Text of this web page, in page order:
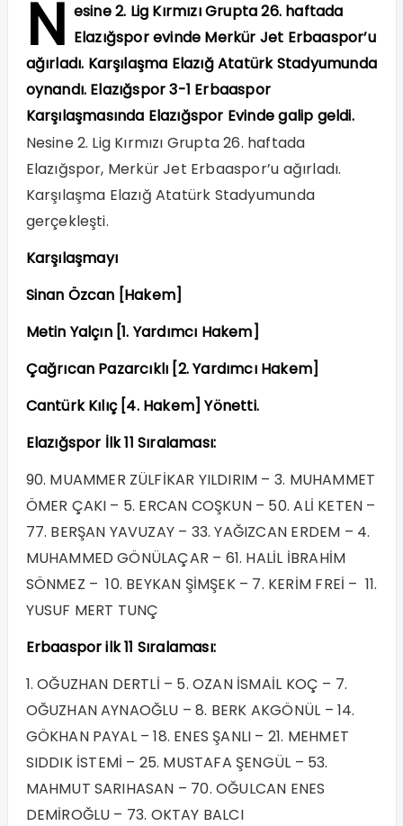
N esine 2. Lig Kırmızı Grupta 26. haftada
Elazığspor evinde Merkür Jet Erbaaspor’u
ağırladı. Karşılaşma Elazığ Atatürk Stadyumunda
oynandı. Elazığspor 3-1 Erbaaspor
Karşılaşmasında Elazığspor Evinde galip geldi.
Nesine 2. Lig Kırmızı Grupta 26. haftada
Elazığspor, Merkür Jet Erbaaspor’u ağırladı.
Karşılaşma Elazığ Atatürk Stadyumunda
gerçekleşti.
Karşılaşmayı
Sinan Özcan [Hakem]
Metin Yalçın [1. Yardımcı Hakem]
Çağrıcan Pazarcıklı [2. Yardımcı Hakem]
Cantürk Kılıç [4. Hakem] Yönetti.
Elazığspor İlk 11 Sıralaması:
90. MUAMMER ZÜLFİKAR YILDIRIM – 3. MUHAMMET
ÖMER ÇAKI – 5. ERCAN COŞKUN – 50. ALİ KETEN –
77. BERŞAN YAVUZAY – 33. YAĞIZCAN ERDEM – 4.
MUHAMMED GÖNÜLAÇAR – 61. HALİL İBRAHİM
SÖNMEZ – 10. BEYKAN ŞİMŞEK – 7. KERİM FREİ – 11.
YUSUF MERT TUNÇ
Erbaaspor ilk 11 Sıralaması:
1. OĞUZHAN DERTLİ – 5. OZAN İSMAİL KOÇ – 7.
OĞUZHAN AYNAOĞLU – 8. BERK AKGÖNÜL – 14.
GÖKHAN PAYAL – 18. ENES ŞANLI – 21. MEHMET
SIDDIK İSTEMİ – 25. MUSTAFA ŞENGÜL – 53.
MAHMUT SARIHASAN – 70. OĞULCAN ENES
DEMİROĞLU – 73. OKTAY BALCI